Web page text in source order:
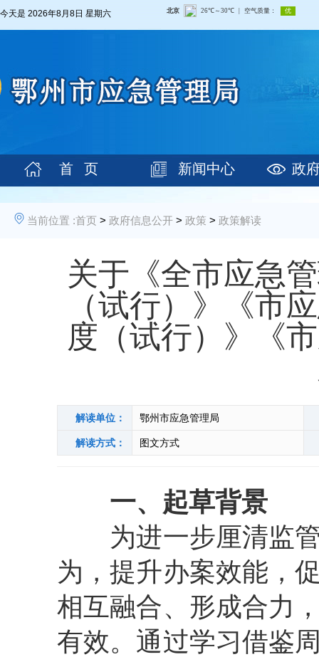
今天是 2026年8月8日 星期六
首 页 新闻中心 政
当前位置 :首页 > 政府信息公开 > 政策 > 政策解读
关于《全市应急
（试行）》《市
度（试行）》《
解读单位： 鄂州市应急管理局
解读方式： 图文方式
一、起草背景
为进一步厘清监管
为，提升办案效能，
相互融合、形成合力
有效。通过学习借鉴